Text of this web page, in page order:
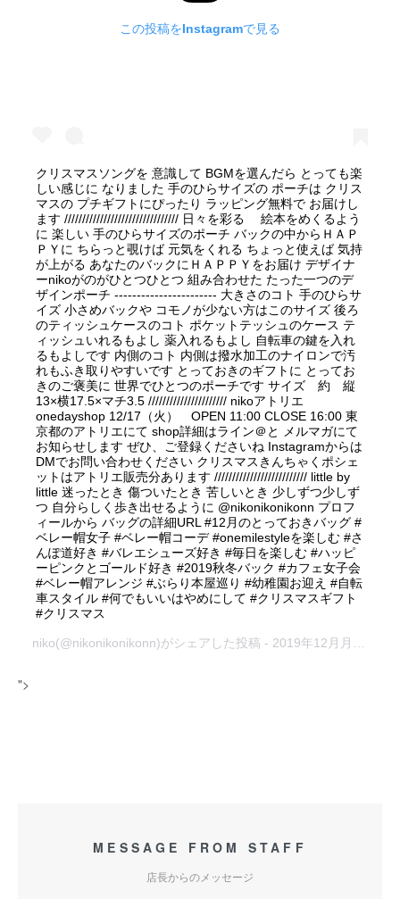
この投稿をInstagramで見る
クリスマスソングを 意識して BGMを選んだら とっても楽
しい感じに なりました 手のひらサイズの ポーチは クリス
マスの プチギフトにぴったり ラッピング無料で お届けし
ます //////////////////////////////// 日々を彩る 絵本をめくるよう
に 楽しい 手のひらサイズのポーチ バックの中からＨＡＰ
ＰＹに ちらっと覗けば 元気をくれる ちょっと使えば 気持
が上がる あなたのバックにＨＡＰＰＹをお届け デザイナ
ーnikoがのがひとつひとつ 組み合わせた たった一つのデ
ザインポーチ ----------------------- 大きさのコト 手のひらサ
イズ 小さめバックや コモノが少ない方はこのサイズ 後ろ
のティッシュケースのコト ポケットテッシュのケース テ
ィッシュいれるもよし 薬入れるもよし 自転車の鍵を入れ
るもよしです 内側のコト 内側は撥水加工のナイロンで汚
れもふき取りやすいです とっておきのギフトに とってお
きのご褒美に 世界でひとつのポーチです サイズ 約 縦
13×横17.5×マチ3.5 ////////////////////// nikoアトリエ
onedayshop 12/17（火） OPEN 11:00 CLOSE 16:00 東
京都のアトリエにて shop詳細はライン＠と メルマガにて
お知らせします ぜひ、ご登録くださいね Instagramからは
DMでお問い合わせください クリスマスきんちゃくポシェ
ットはアトリエ販売分あります ////////////////////////// little by
little 迷ったとき 傷ついたとき 苦しいとき 少しずつ少しず
つ 自分らしく歩き出せるように @nikonikonikonn プロフ
ィールから バッグの詳細URL #12月のとっておきバッグ #
ベレー帽女子 #ベレー帽コーデ #onemilestyleを楽しむ #さ
んぽ道好き #バレエシューズ好き #毎日を楽しむ #ハッピ
ーピンクとゴールド好き #2019秋冬バック #カフェ女子会
#ベレー帽アレンジ #ぶらり本屋巡り #幼稚園お迎え #自転
車スタイル #何でもいいはやめにして #クリスマスギフト
#クリスマス
niko(@nikonikonikonn)がシェアした投稿 - 2019年12月月13日午前12時03分PST
">
MESSAGE FROM STAFF
店長からのメッセージ